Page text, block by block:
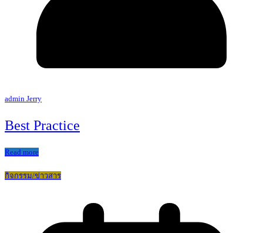
admin Jerry
Best Practice
Read more
กิจกรรม/ข่าวสาร